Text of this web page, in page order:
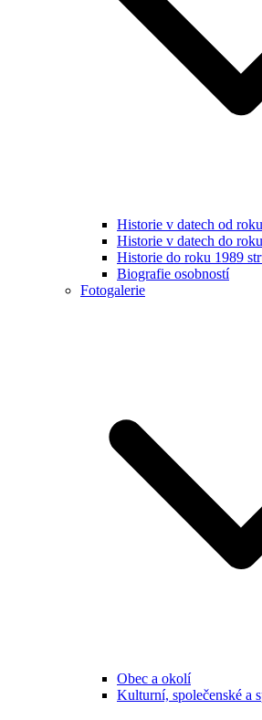
Historie v datech od
Historie v datech do
Historie do roku 1989
Biografie osobností
Fotogalerie
Obec a okolí
Kulturní, společenské a